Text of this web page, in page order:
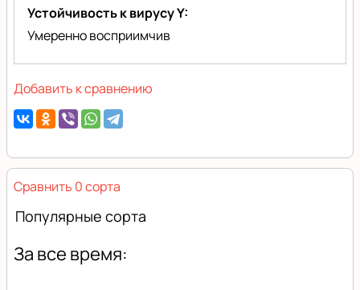
Устойчивость к вирусу Y
Умеренно восприимчив
Добавить к сравнению
Сравнить 0 сорта
Популярные сорта
За все время: